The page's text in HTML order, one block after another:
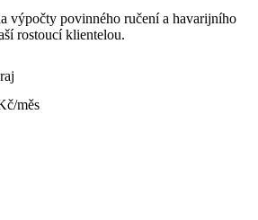
výpočty povinného ručení a havarijního
rostoucí klientelou.
měs